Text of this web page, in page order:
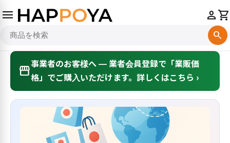
menu
search
personshopping_cart
storefront事業者のお客様へ — 業者会員登録で「業販価
格」でご購入いただけます。詳しくはこちら ›